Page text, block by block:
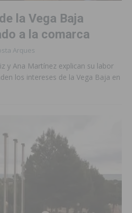
la Vega Baja
a la comarca
Arques
y Ana Martínez explican su labor
los intereses de la Vega Baja en